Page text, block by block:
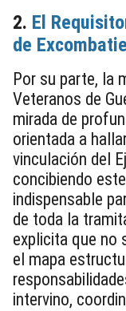
2. El
de
Por su parte, la
Veteranos de
mirada de
orientada a
vinculación del
concibiendo
indispensable
de toda la
explicita que no
el mapa
intervino,